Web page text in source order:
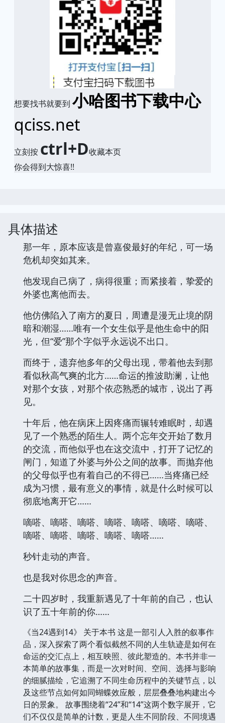
想要找书就要到 小哈图书下载中心
qciss.net
立刻按 ctrl+D收藏本页
你会得到大惊喜!!
具体描述
那一年，原本应该是曾嘉俊最好的年纪，可一场
危机却突如其来。
他发现自己病了，病得很重；而紧接着，挚爱的
外婆也离他而去。
他仿佛陷入了南方的夏日，周遭是漫无止境的阴
暗和潮湿……唯有一个女生似乎是他生命中的阳
光，但“爱”那个字似乎永远说不出口。
而终于，遗弃他多年的父母出现，带着他去到那
看似秋高气爽的北方……命运的推波助澜，让他
对那个女孩，对那个依恋熟悉的城市，说出了再
见。
十年后，他在病床上因疼痛而辗转难眠时，却遇
见了一个熟悉的陌生人。两个忘年交开始了数月
的交流，而他似乎也在这交流中，打开了记忆的
闸门，知道了外婆与外公之间的故事。而抛弃他
的父母似乎也有着自己的不得已……当疼痛已经
成为习惯，最有意义的事情，就是什么时候可以
彻底地离开它……
嘀嗒、嘀嗒、嘀嗒、嘀嗒、嘀嗒、嘀嗒、嘀嗒、
嘀嗒、嘀嗒、嘀嗒、嘀嗒、嘀嗒……
秒针走动的声音。
也是我对你思念的声音。
二十四岁时，我重新遇见了十年前的自己，也认
识了五十年前的你……
《当24遇到14》 关于本书 这是一部引人入胜的叙事作
品，深入探索了两个看似截然不同的人生轨迹是如何在
命运的交汇点上，相互映照、彼此塑造的。本书并非一
本简单的故事集，而是一次对时间、空间、选择与影响
的细腻描绘，它追溯了不同生命历程中的关键节点，以
及这些节点如何如同蝴蝶效应般，层层叠叠地构建出今
日的景象。 故事围绕着“24”和“14”这两个数字展开，它
们不仅仅是简单的计数，更是人生不同阶段、不同境遇